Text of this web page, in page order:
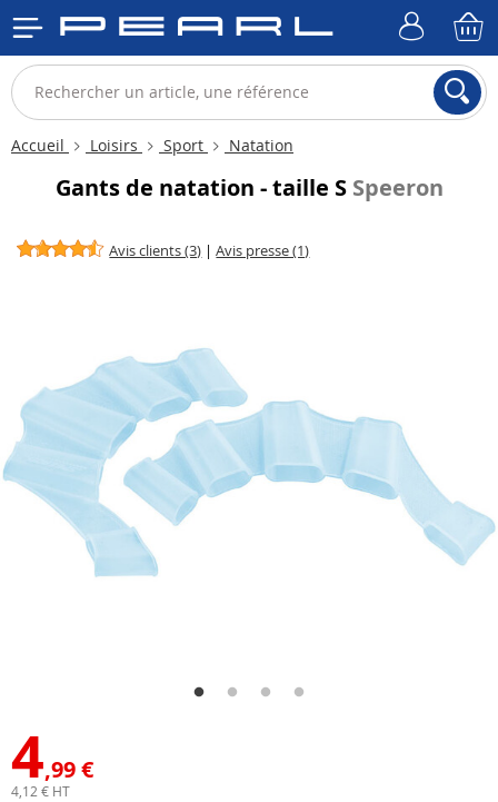
Accueil Loisirs Sport Natation
Gants de natation - taille S Speeron
Avis clients (3) |Avis presse (1)
4,99 €
4,12 € HT